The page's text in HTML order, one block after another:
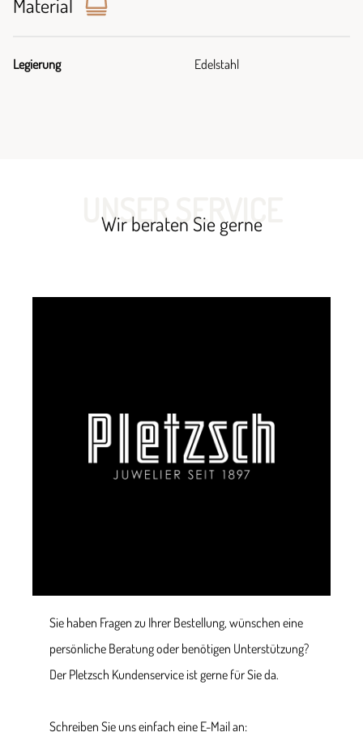
Material
Legierung Edelstahl
UNSER SERVICE
Wir beraten Sie gerne
Sie haben Fragen zu Ihrer Bestellung, wünschen eine
persönliche Beratung oder benötigen Unterstützung?
Der Pletzsch Kundenservice ist gerne für Sie da.
Schreiben Sie uns einfach eine E-Mail an: